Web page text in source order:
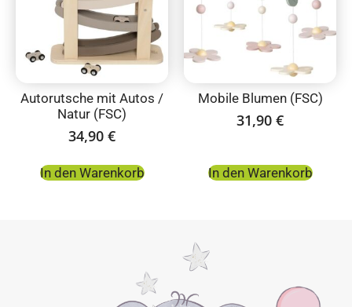
Autorutsche mit Autos /
Natur (FSC)
34,90 €
In den Warenkorb
Mobile Blumen (FSC)
31,90 €
In den Warenkorb